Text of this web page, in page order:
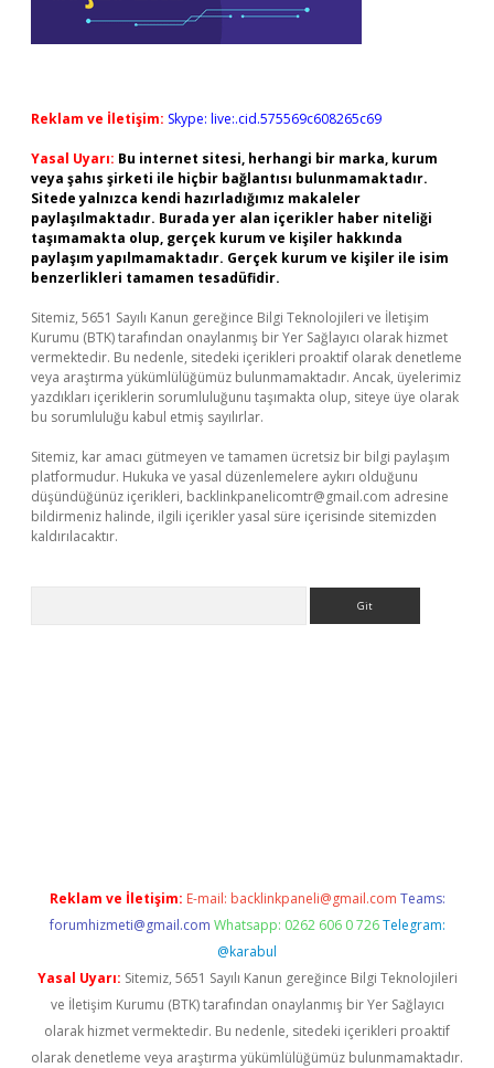
Reklam ve İletişim: Skype: live:.cid.575569c608265c69
Yasal Uyarı: Bu internet sitesi, herhangi bir marka, kurum
veya şahıs şirketi ile hiçbir bağlantısı bulunmamaktadır.
Sitede yalnızca kendi hazırladığımız makaleler
paylaşılmaktadır. Burada yer alan içerikler haber niteliği
taşımamakta olup, gerçek kurum ve kişiler hakkında
paylaşım yapılmamaktadır. Gerçek kurum ve kişiler ile isim
benzerlikleri tamamen tesadüfidir.
Sitemiz, 5651 Sayılı Kanun gereğince Bilgi Teknolojileri ve İletişim
Kurumu (BTK) tarafından onaylanmış bir Yer Sağlayıcı olarak hizmet
vermektedir. Bu nedenle, sitedeki içerikleri proaktif olarak denetleme
veya araştırma yükümlülüğümüz bulunmamaktadır. Ancak, üyelerimiz
yazdıkları içeriklerin sorumluluğunu taşımakta olup, siteye üye olarak
bu sorumluluğu kabul etmiş sayılırlar.
Sitemiz, kar amacı gütmeyen ve tamamen ücretsiz bir bilgi paylaşım
platformudur. Hukuka ve yasal düzenlemelere aykırı olduğunu
düşündüğünüz içerikleri, backlinkpanelicomtr@gmail.com adresine
bildirmeniz halinde, ilgili içerikler yasal süre içerisinde sitemizden
kaldırılacaktır.
Reklam ve İletişim: E-mail: backlinkpaneli@gmail.com Teams:
forumhizmeti@gmail.com Whatsapp: 0262 606 0 726 Telegram:
@karabul
Yasal Uyarı: Sitemiz, 5651 Sayılı Kanun gereğince Bilgi Teknolojileri
ve İletişim Kurumu (BTK) tarafından onaylanmış bir Yer Sağlayıcı
olarak hizmet vermektedir. Bu nedenle, sitedeki içerikleri proaktif
olarak denetleme veya araştırma yükümlülüğümüz bulunmamaktadır.